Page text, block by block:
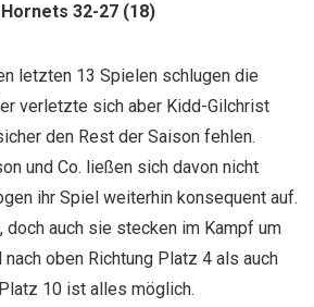
32-27 (18)
letzten 13 Spielen schlugen die
verletzte sich aber Kidd-Gilchrist
den Rest der Saison fehlen.
und Co. ließen sich davon nicht
ihr Spiel weiterhin konsequent auf.
doch auch sie stecken im Kampf um
oben Richtung Platz 4 als auch
10 ist alles möglich.